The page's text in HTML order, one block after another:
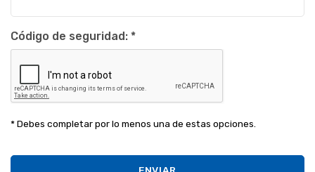
Código de seguridad: *
* Debes completar por lo menos una de estas opciones.